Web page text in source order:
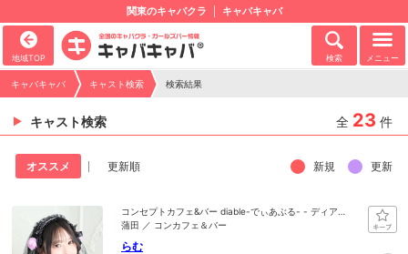
関東のキャバクラ キャバキャバ
地域TOP 検索 メニュー
キャバキャバ キャスト検索 検索結果
キャスト検索 全 23 件
オススメ 更新順 新規 更新
コンセプトカフェ&バー diable-でぃあぶる- - ディア
ブル
蒲田 ／ コンカフェ＆バー
らむ